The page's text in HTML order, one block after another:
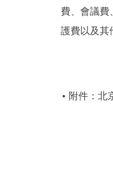
費、會議費
護費以及其
附件：北